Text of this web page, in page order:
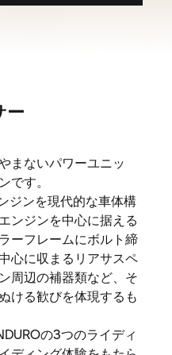
ー
まないパワーユニッ
です。
ジンを現代的な車体構
ンジンを中心に据える
ーフレームにボルト締
心に収まるリアサスペ
周辺の補器類など、そ
ける歓びを体現するも
の3つのライディ